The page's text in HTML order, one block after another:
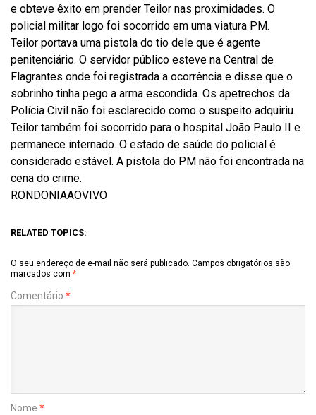
e obteve êxito em prender Teilor nas proximidades. O
policial militar logo foi socorrido em uma viatura PM.
Teilor portava uma pistola do tio dele que é agente
penitenciário. O servidor público esteve na Central de
Flagrantes onde foi registrada a ocorrência e disse que o
sobrinho tinha pego a arma escondida. Os apetrechos da
Polícia Civil não foi esclarecido como o suspeito adquiriu.
Teilor também foi socorrido para o hospital João Paulo II e
permanece internado. O estado de saúde do policial é
considerado estável. A pistola do PM não foi encontrada na
cena do crime.
RONDONIAAOVIVO
RELATED TOPICS:
O seu endereço de e-mail não será publicado. Campos obrigatórios são
marcados com *
Comentário *
Nome *